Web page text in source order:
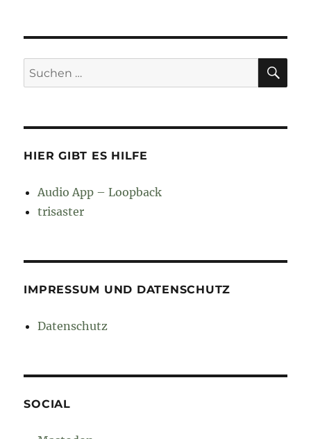
Suchen
nach:
HIER GIBT ES HILFE
Audio App – Loopback
trisaster
IMPRESSUM UND DATENSCHUTZ
Datenschutz
SOCIAL